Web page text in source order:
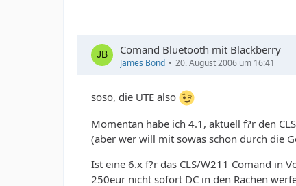
Comand Bluetooth mit Blackberry
James Bond 20. August 2006 um 16:41
soso, die UTE also
Momentan habe ich 4.1, aktuell f?r den
(aber wer will mit sowas schon durch die
Ist eine 6.x f?r das CLS/W211 Comand in
250eur nicht sofort DC in den Rachen